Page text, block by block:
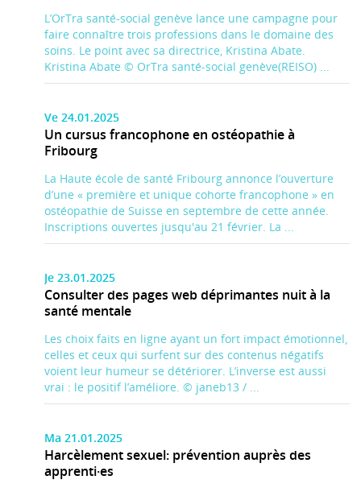
L’OrTra santé-social genève lance une campagne pour
faire connaître trois professions dans le domaine des
soins. Le point avec sa directrice, Kristina Abate.
Kristina Abate © OrTra santé-social genève(REISO) ...
Ve 24.01.2025
Un cursus francophone en ostéopathie à
Fribourg
La Haute école de santé Fribourg annonce l’ouverture
d’une « première et unique cohorte francophone » en
ostéopathie de Suisse en septembre de cette année.
Inscriptions ouvertes jusqu'au 21 février. La ...
Je 23.01.2025
Consulter des pages web déprimantes nuit à la
santé mentale
Les choix faits en ligne ayant un fort impact émotionnel,
celles et ceux qui surfent sur des contenus négatifs
voient leur humeur se détériorer. L’inverse est aussi
vrai : le positif l’améliore. © janeb13 / ...
Ma 21.01.2025
Harcèlement sexuel: prévention auprès des
apprenti·es